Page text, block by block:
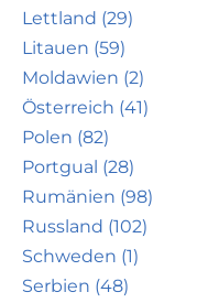
Lettland (29)
Litauen (59)
Moldawien (2)
Österreich (41)
Polen (82)
Portgual (28)
Rumänien (98)
Russland (102)
Schweden (1)
Serbien (48)